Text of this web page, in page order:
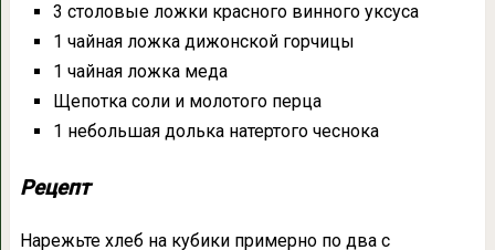
3 столовые ложки красного винного уксуса
1 чайная ложка дижонской горчицы
1 чайная ложка меда
Щепотка соли и молотого перца
1 небольшая долька натертого чеснока
Рецепт
Нарежьте хлеб на кубики примерно по два с